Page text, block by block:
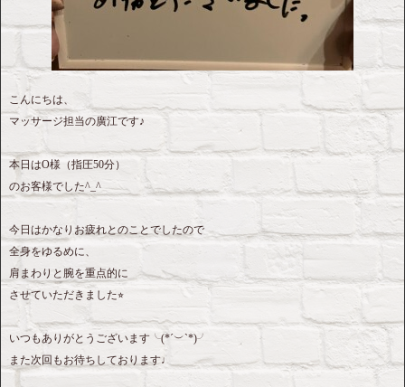
こんにちは、
マッサージ担当の廣江です♪
本日はO様（指圧50分）
のお客様でした^_^
今日はかなりお疲れとのことでしたので
全身をゆるめに、
肩まわりと腕を重点的に
させていただきました⭐︎
いつもありがとうございます╰(*´︶`*)╯
また次回もお待ちしております♩